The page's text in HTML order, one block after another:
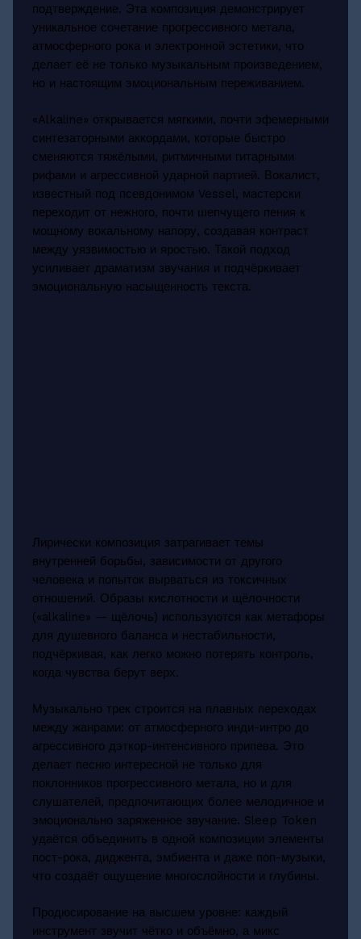
подтверждение. Эта композиция демонстрирует
уникальное сочетание прогрессивного метала,
атмосферного рока и электронной эстетики, что
делает её не только музыкальным произведением,
но и настоящим эмоциональным переживанием.
«Alkaline» открывается мягкими, почти эфемерными
синтезаторными аккордами, которые быстро
сменяются тяжёлыми, ритмичными гитарными
рифами и агрессивной ударной партией. Вокалист,
известный под псевдонимом Vessel, мастерски
переходит от нежного, почти шепчущего пения к
мощному вокальному напору, создавая контраст
между уязвимостью и яростью. Такой подход
усиливает драматизм звучания и подчёркивает
эмоциональную насыщенность текста.
Лирически композиция затрагивает темы
внутренней борьбы, зависимости от другого
человека и попыток вырваться из токсичных
отношений. Образы кислотности и щёлочности
(«alkaline» — щёлочь) используются как метафоры
для душевного баланса и нестабильности,
подчёркивая, как легко можно потерять контроль,
когда чувства берут верх.
Музыкально трек строится на плавных переходах
между жанрами: от атмосферного инди-интро до
агрессивного дэткор-интенсивного припева. Это
делает песню интересной не только для
поклонников прогрессивного метала, но и для
слушателей, предпочитающих более мелодичное и
эмоционально заряженное звучание. Sleep Token
удаётся объединить в одной композиции элементы
пост-рока, диджента, эмбиента и даже поп-музыки,
что создаёт ощущение многослойности и глубины.
Продюсирование на высшем уровне: каждый
инструмент звучит чётко и объёмно, а микс